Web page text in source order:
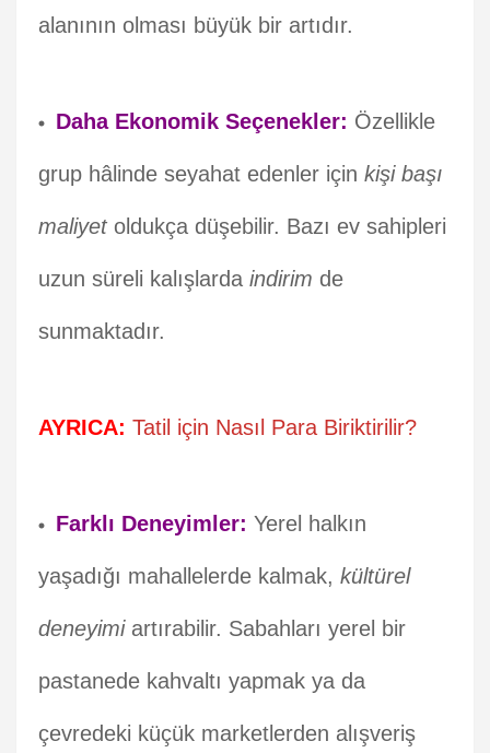
alanının olması büyük bir artıdır.
Daha Ekonomik Seçenekler: Özellikle
grup hâlinde seyahat edenler için kişi başı
maliyetoldukça düşebilir. Bazı ev sahipleri
uzun süreli kalışlarda indirim de
sunmaktadır.
AYRICA: Tatil için Nasıl Para Biriktirilir?
Farklı Deneyimler: Yerel halkın
yaşadığı mahallelerde kalmak, kültürel
deneyimiartırabilir. Sabahları yerel bir
pastanede kahvaltı yapmak ya da
çevredeki küçük marketlerden alışveriş